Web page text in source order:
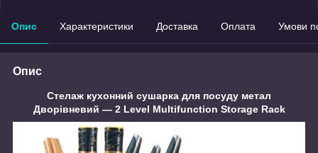
Опис Характеристики Доставка Оплата Умови
Опис
Стелаж кухонний сушарка для посуду метал
Дворівневий — 2 Level Multifunction Storage Rack